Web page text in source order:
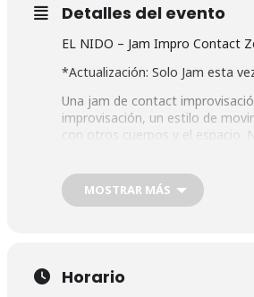
Detalles del evento
EL NIDO – Jam Impro Contact
*Actualización: Solo Jam esta
Una jam de contact
improvisación, un estilo de
con otros cuerpos y el espacio.
Dirección:
Espacio La Pradera. Paseo del
MOSTRAR MÁS
Horario